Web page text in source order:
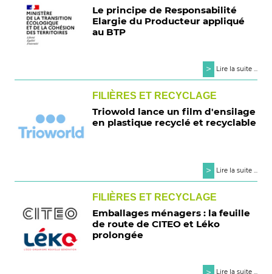
Le principe de Responsabilité
Elargie du Producteur appliqué
au BTP
> Lire la suite ...
FILIÈRES ET RECYCLAGE
Triowold lance un film d'ensilage
en plastique recyclé et recyclable
> Lire la suite ...
FILIÈRES ET RECYCLAGE
Emballages ménagers : la feuille
de route de CITEO et Léko
prolongée
Lire la suite ...